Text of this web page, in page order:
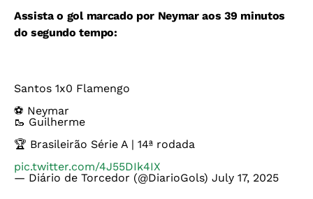
Assista o gol marcado por Neymar aos 39 minutos
do segundo tempo:
Santos 1x0 Flamengo
⚽️ Neymar
🥾 Guilherme
🏆 Brasileirão Série A | 14ª rodada
pic.twitter.com/4J55DIk4IX
— Diário de Torcedor (@DiarioGols) July 17, 2025